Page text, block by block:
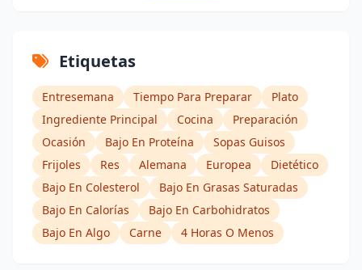
Etiquetas
Entresemana Tiempo Para Preparar
Plato
Ingrediente Principal
Cocina
Preparación
Ocasión
Bajo En Proteína
Sopas Guisos
Frijoles
Res Alemana Europea
Dietético
Bajo En Colesterol
Bajo En Grasas Saturadas
Bajo En Calorías
Bajo En Carbohidratos
Bajo En Algo
Carne 4 Horas O Menos